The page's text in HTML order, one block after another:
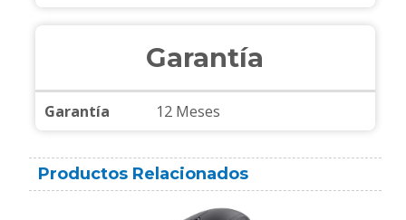
Garantía
Garantía 12 Meses
Productos Relacionados